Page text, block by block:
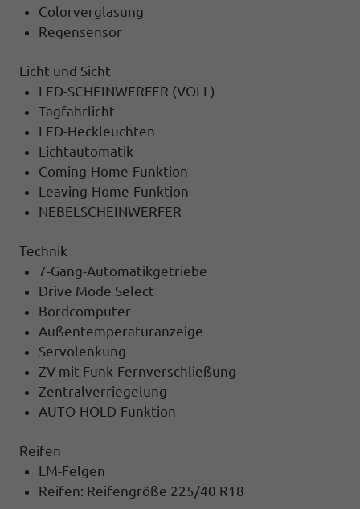
Colorverglasung
Regensensor
Licht und Sicht
LED-SCHEINWERFER (VOLL)
Tagfahrlicht
LED-Heckleuchten
Lichtautomatik
Coming-Home-Funktion
Leaving-Home-Funktion
NEBELSCHEINWERFER
Technik
7-Gang-Automatikgetriebe
Drive Mode Select
Bordcomputer
Außentemperaturanzeige
Servolenkung
ZV mit Funk-Fernverschließung
Zentralverriegelung
AUTO-HOLD-Funktion
Reifen
LM-Felgen
Reifen: Reifengröße 225/40 R18